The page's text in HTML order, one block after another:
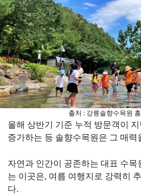
출처 : 강릉솔향수목원
올해 상반기 기준 누적 방문객이
증가하는 등 솔향수목원은 그 매
자연과 인간이 공존하는 대표 수목
는 이곳은, 여름 여행지로 강력히
다.